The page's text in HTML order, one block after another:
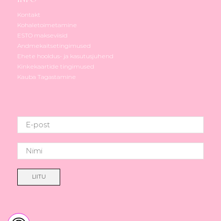
Kontakt
Kohaletoimetamine
ESTO makseviisid
Andmekaitsetingimused
Ehete hooldus- ja kasutusjuhend
Kinkekaartide tingimused
Kauba Tagastamine
LIITU